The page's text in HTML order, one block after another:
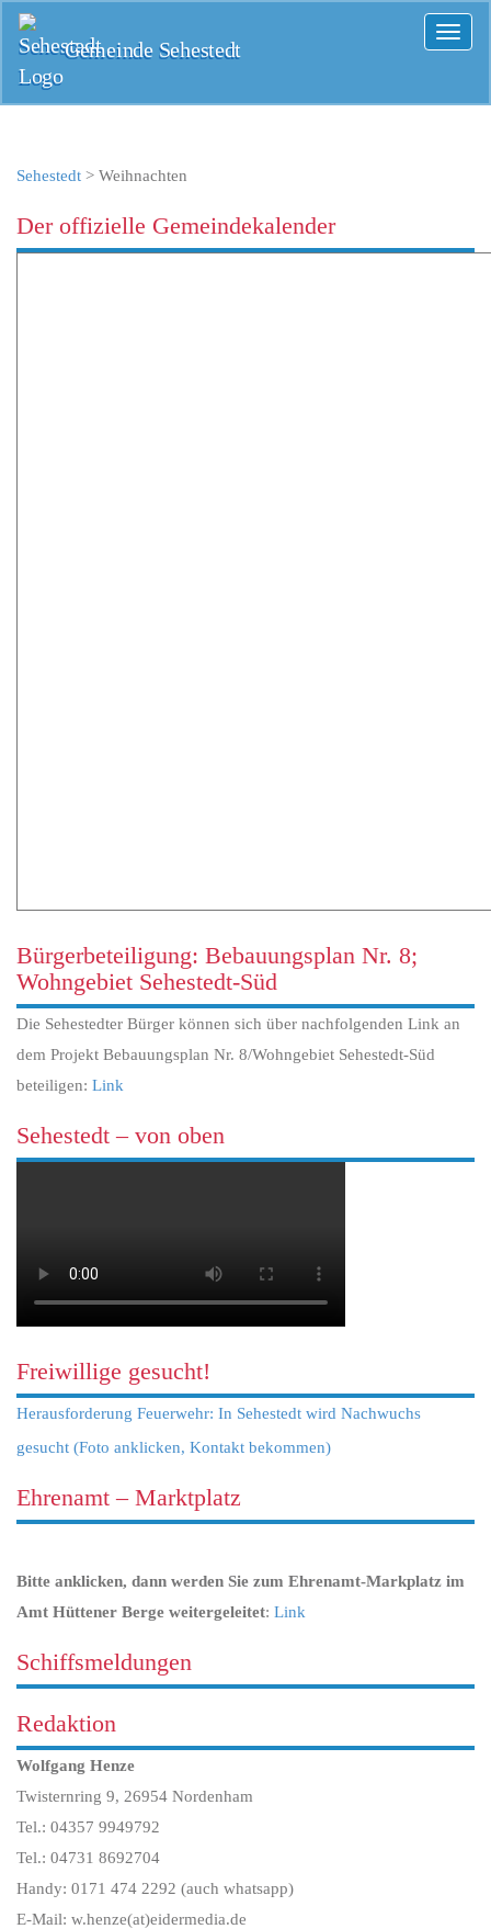
Gemeinde Sehestedt
Sehestedt > Weihnachten
Der offizielle Gemeindekalender
Bürgerbeteiligung: Bebauungsplan Nr. 8;
Wohngebiet Sehestedt-Süd
Die Sehestedter Bürger können sich über nachfolgenden Link an
dem Projekt Bebauungsplan Nr. 8/Wohngebiet Sehestedt-Süd
beteiligen: Link
Sehestedt – von oben
Freiwillige gesucht!
Herausforderung Feuerwehr: In Sehestedt wird Nachwuchs
gesucht (Foto anklicken, Kontakt bekommen)
Ehrenamt – Marktplatz
Bitte anklicken, dann werden Sie zum Ehrenamt-Markplatz im
Amt Hüttener Berge weitergeleitet: Link
Schiffsmeldungen
Redaktion
Wolfgang Henze
Twisternring 9, 26954 Nordenham
Tel.: 04357 9949792
Tel.: 04731 8692704
Handy: 0171 474 2292 (auch whatsapp)
E-Mail: w.henze(at)eidermedia.de